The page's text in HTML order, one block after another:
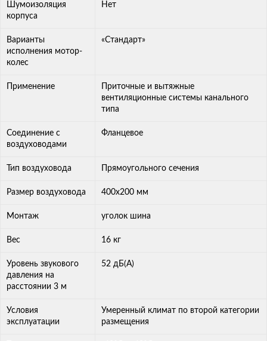
Шумоизоляция
корпуса
Нет
Варианты
исполнения мотор-
колес
«Стандарт»
Применение
Приточные и вытяжные
вентиляционные системы канального
типа
Соединение с
воздуховодами
Фланцевое
Тип воздуховода Прямоугольного сечения
Размер воздуховода 400х200 мм
Монтаж уголок шина
Вес 16 кг
Уровень звукового
давления на
расстоянии 3 м
52 дБ(А)
Условия
эксплуатации
Умеренный климат по второй категории
размещения